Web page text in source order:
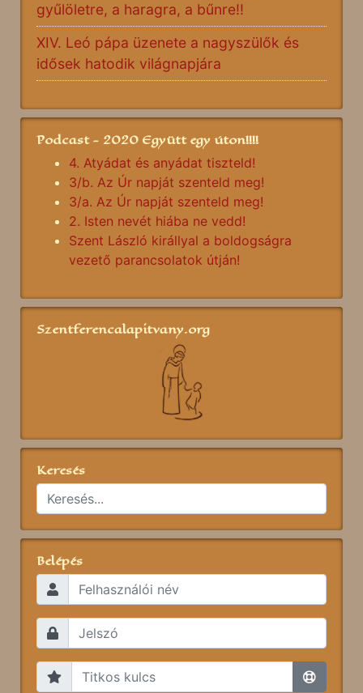
gyűlöletre, a haragra, a bűnre!!
XIV. Leó pápa üzenete a nagyszülők és
idősek hatodik világnapjára
Podcast - 2020 Együtt egy úton!!!!
4. Atyádat és anyádat tiszteld!
3/b. Az Úr napját szenteld meg!
3/a. Az Úr napját szenteld meg!
2. Isten nevét hiába ne vedd!
Szent László királlyal a boldogságra
vezető parancsolatok útján!
Szentferencalapitvany.org
Keresés
Belépés